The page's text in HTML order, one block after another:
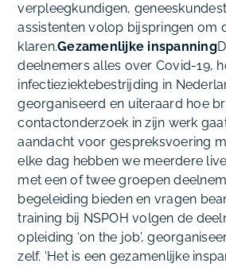
verpleegkundigen,
assistenten volop bijspringen om
klaren.Gezamenlijke inspanning
deelnemers alles over Covid-19,
infectieziektebestrijding in
georganiseerd en uiteraard hoe
contactonderzoek in zijn werk
aandacht voor gespreksvoering
elke dag hebben we meerdere
met een of twee groepen
begeleiding bieden en vragen
training bij NSPOH volgen de
opleiding ‘on the job’,
zelf. ‘Het is een gezamenlijke